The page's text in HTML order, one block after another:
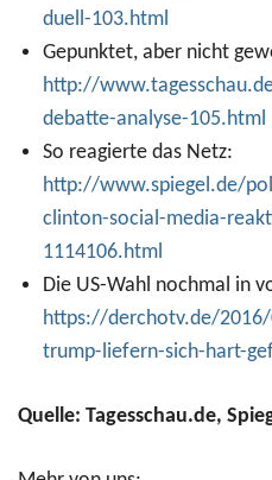
duell-103.html
Gepunktet, aber nicht
http://
debatte-analyse-105.html
So reagierte das Netz:
http://www.spiegel.de/
clinton-social-media-
1114106.html
Die US-Wahl nochmal in
https://derchotv.de/
trump-liefern-sich-hart-
Quelle: Tagesschau.de,